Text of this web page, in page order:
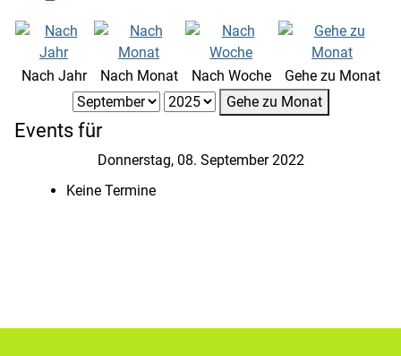
Nach Jahr Nach Monat Nach Woche
Gehe zu Monat
Gehe zu Monat
Events für
Donnerstag, 08. September 2022
Keine Termine